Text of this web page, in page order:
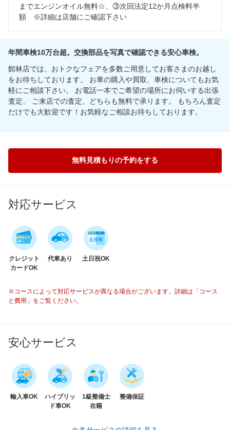
までエンジンオイル無料☆、③次回法定12か月点検料半
額 ※詳細は店舗にご確認下さい
年間車検10万台超。交換部品を写真で確認できる安心車検。
館林店では、おトクなフェアを多数ご用意してお客さまのお越し
をお待ちしております。 お車の購入や買取、車検についてもお気
軽にご相談下さい。 お電話一本でご希望の場所にお伺いする出張
査定、 ご来店での査定、どちらも無料で承ります。 もちろん査定
だけでも大歓迎です！お気軽なご相談お待ちしております。
無料見積もりの予約をする
対応サービス
クレジット
カードOK
代車あり 土日祝OK
※コースによって対応サービスが異なる場合がございます。詳細は「コース
と費用」をご覧ください。
安心サービス
輸入車OK
ハイブリッ
ド車OK
1級整備士
在籍
整備保証